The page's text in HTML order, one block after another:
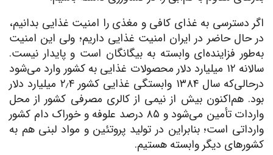
اگر دسترسی به غذای کافی و مغذی را امنیت غذایی بدانیم،
در حال حاضر در ایران امنیت غذایی داریم؛ ولی این امنیت
به‌طور فزاینده‌ای وابسته به بیگانگان است و پایدار نیست.
سالانه ۱۲ میلیارد دلار محصولات غذایی به کشور وارد می‌شود
درحالی‌که سال ۱۳۸۴ وابستگی غذایی کشور ۲٫۴ میلیارد دلار
بود. هم‌اکنون بیش از نیمی از کالری مصرفی کشور از محل
واردات تأمین می‌شود و ۸۵ درصد علوفه و خوراک دام کشور
وارداتی است؛ بنابراین در تولید پروتئین و مواد لبنی هم به
کشورهای دیگر وابسته هستیم.